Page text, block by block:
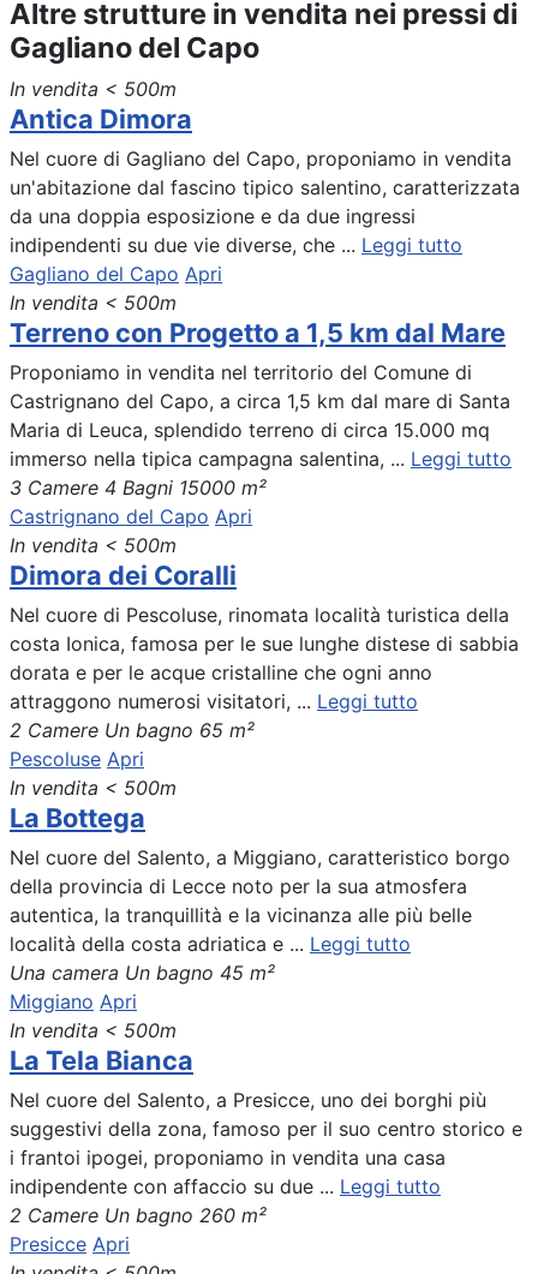
Altre strutture in vendita nei pressi di
Gagliano del Capo
In vendita < 500m
Antica Dimora
Nel cuore di Gagliano del Capo, proponiamo in vendita
un'abitazione dal fascino tipico salentino, caratterizzata
da una doppia esposizione e da due ingressi
indipendenti su due vie diverse, che ... Leggi tutto
Gagliano del Capo Apri
In vendita < 500m
Terreno con Progetto a 1,5 km dal Mare
Proponiamo in vendita nel territorio del Comune di
Castrignano del Capo, a circa 1,5 km dal mare di Santa
Maria di Leuca, splendido terreno di circa 15.000 mq
immerso nella tipica campagna salentina, ... Leggi tutto
3 Camere 4 Bagni 15000 m²
Castrignano del Capo Apri
In vendita < 500m
Dimora dei Coralli
Nel cuore di Pescoluse, rinomata località turistica della
costa Ionica, famosa per le sue lunghe distese di sabbia
dorata e per le acque cristalline che ogni anno
attraggono numerosi visitatori, ... Leggi tutto
2 Camere Un bagno 65 m²
Pescoluse Apri
In vendita < 500m
La Bottega
Nel cuore del Salento, a Miggiano, caratteristico borgo
della provincia di Lecce noto per la sua atmosfera
autentica, la tranquillità e la vicinanza alle più belle
località della costa adriatica e ... Leggi tutto
Una camera Un bagno 45 m²
Miggiano Apri
In vendita < 500m
La Tela Bianca
Nel cuore del Salento, a Presicce, uno dei borghi più
suggestivi della zona, famoso per il suo centro storico e
i frantoi ipogei, proponiamo in vendita una casa
indipendente con affaccio su due ... Leggi tutto
2 Camere Un bagno 260 m²
Presicce Apri